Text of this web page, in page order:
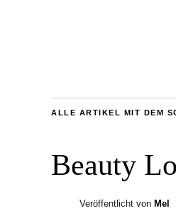
ALLE ARTIKEL MIT DEM
Beauty
Veröffentlicht von Mel